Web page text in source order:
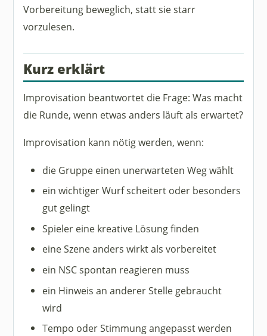
Vorbereitung beweglich, statt sie starr
vorzulesen.
Kurz erklärt
Improvisation beantwortet die Frage: Was macht
die Runde, wenn etwas anders läuft als erwartet?
Improvisation kann nötig werden, wenn:
die Gruppe einen unerwarteten Weg wählt
ein wichtiger Wurf scheitert oder besonders
gut gelingt
Spieler eine kreative Lösung finden
eine Szene anders wirkt als vorbereitet
ein NSC spontan reagieren muss
ein Hinweis an anderer Stelle gebraucht
wird
Tempo oder Stimmung angepasst werden